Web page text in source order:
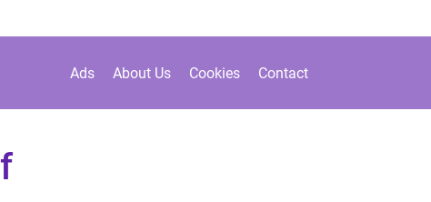
Ads About Us Cookies Contact